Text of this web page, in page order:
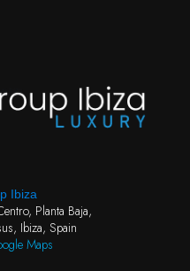
Ibiza
Planta Baja,
Ibiza, Spain
Maps